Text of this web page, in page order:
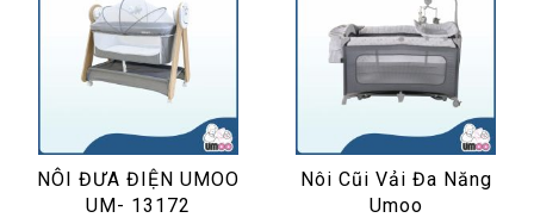
NÔI ĐƯA ĐIỆN UMOO
UM- 13172
Nôi Cũi Vải Đa Năng
Umoo